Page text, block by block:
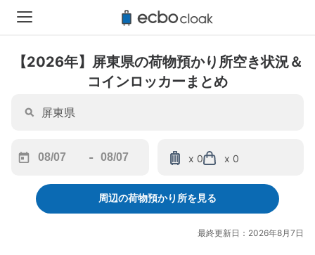
【2026年】屏東県の荷物預かり所空き状況＆
コインロッカーまとめ
forward
interact
-
backward
to
interact
x 0 x 0
周辺の荷物預かり所を見る
最終更新日：2026年8月7日